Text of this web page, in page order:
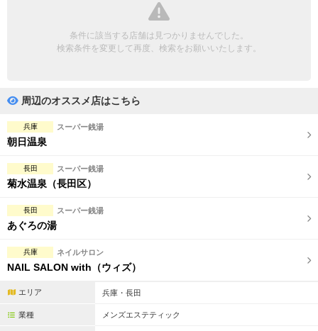
団体様歓迎
ペアルームあり
フットバスあり
日本人スタッフのみ
スタッフ指名可
こだわり条件を変更
条件に該当する店舗は見つかりませんでした。
検索条件を変更して再度、検索をお願いいたします。
周辺のオススメ店はこちら
兵庫 スーパー銭湯
朝日温泉
長田 スーパー銭湯
菊水温泉（長田区）
長田 スーパー銭湯
あぐろの湯
兵庫 ネイルサロン
NAIL SALON with（ウィズ）
エリア 兵庫・長田
業種 メンズエステティック